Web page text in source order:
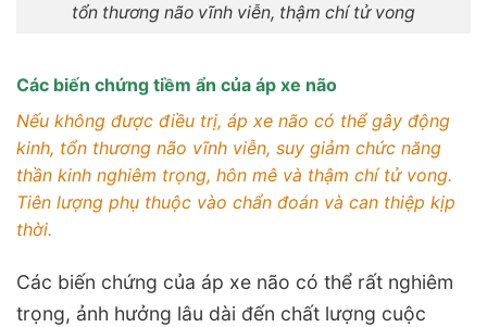
tổn thương não vĩnh viễn, thậm chí tử vong
Các biến chứng tiềm ẩn của áp xe não
Nếu không được điều trị, áp xe não có thể gây động
kinh, tổn thương não vĩnh viễn, suy giảm chức năng
thần kinh nghiêm trọng, hôn mê và thậm chí tử vong.
Tiên lượng phụ thuộc vào chẩn đoán và can thiệp kịp
thời.
Các biến chứng của áp xe não có thể rất nghiêm
trọng, ảnh hưởng lâu dài đến chất lượng cuộc